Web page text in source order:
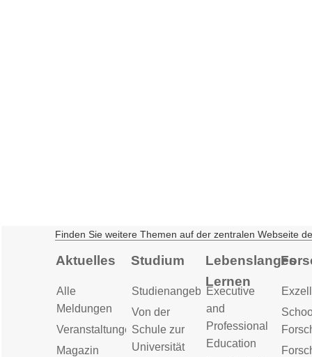
Finden Sie weitere Themen auf der zentralen Webseite
Aktuelles
Alle
Meldungen
Veranstaltungen
Magazin
Studium
Studienangebot
Von der
Schule zur
Universität
Lebenslanges
Lernen
Executive
and
Professional
Education